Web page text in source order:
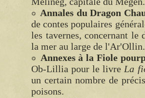
Annales du Dragon
de contes populaires
les tavernes, concernant le
la mer au large de l'Ar'Ollin.
Annexes à la Fiole
Ob-Lillia pour le livre La
un certain nombre de
poisons.